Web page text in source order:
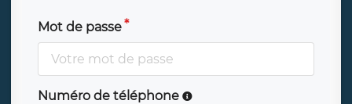
Mot de passe
Numéro de téléphone